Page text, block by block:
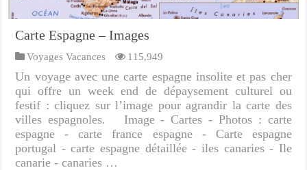
Carte Espagne – Images
Voyages Vacances 115,949
Un voyage avec une carte espagne insolite et pas cher
qui offre un week end de dépaysement culturel ou
festif : cliquez sur l’image pour agrandir la carte des
villes espagnoles. Image - Cartes - Photos : carte
espagne - carte france espagne - Carte espagne
portugal - carte espagne détaillée - iles canaries - Ile
canarie - canaries …